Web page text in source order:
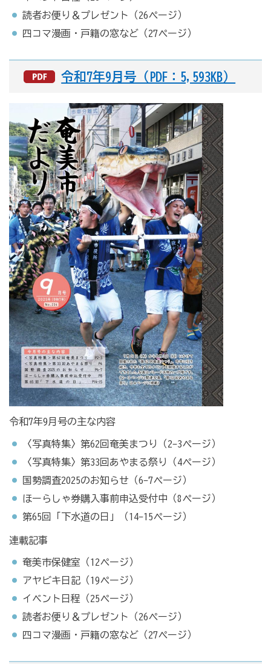
読者お便り＆プレゼント（26ページ）
四コマ漫画・戸籍の窓など（27ページ）
令和7年9月号（PDF：5,593KB）
令和7年9月号の主な内容
〈写真特集〉第62回奄美まつり（2-3ページ）
〈写真特集〉第33回あやまる祭り（4ページ）
国勢調査2025のお知らせ（6-7ページ）
ほーらしゃ券購入事前申込受付中（8ページ）
第65回「下水道の日」（14-15ページ）
連載記事
奄美市保健室（12ページ）
アヤビキ日記（19ページ）
イベント日程（25ページ）
読者お便り＆プレゼント（26ページ）
四コマ漫画・戸籍の窓など（27ページ）